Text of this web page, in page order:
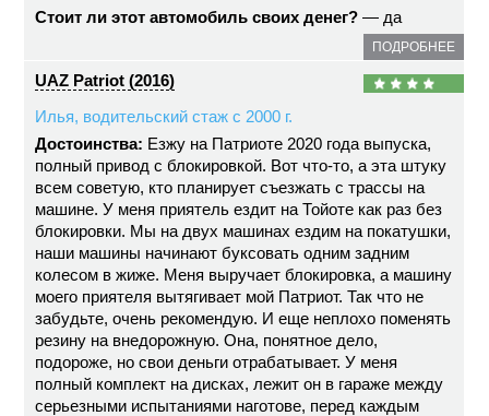
Стоит ли этот автомобиль своих денег? — да
ПОДРОБНЕЕ
UAZ Patriot (2016)
Илья, водительский стаж с 2000 г.
Достоинства: Езжу на Патриоте 2020 года выпуска,
полный привод с блокировкой. Вот что-то, а эта штуку
всем советую, кто планирует съезжать с трассы на
машине. У меня приятель ездит на Тойоте как раз без
блокировки. Мы на двух машинах ездим на покатушки,
наши машины начинают буксовать одним задним
колесом в жиже. Меня выручает блокировка, а машину
моего приятеля вытягивает мой Патриот. Так что не
забудьте, очень рекомендую. И еще неплохо поменять
резину на внедорожную. Она, понятное дело,
подороже, но свои деньги отрабатывает. У меня
полный комплект на дисках, лежит он в гараже между
серьезными испытаниями наготове, перед каждым